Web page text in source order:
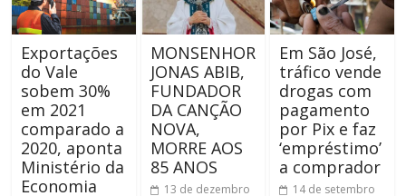
Exportações
do Vale
sobem 30%
em 2021
comparado a
2020, aponta
Ministério da
Economia
MONSENHOR
JONAS ABIB,
FUNDADOR
DA CANÇÃO
NOVA,
MORRE AOS
85 ANOS
13 de dezembro
Em São José,
tráfico vende
drogas com
pagamento
por Pix e faz
‘empréstimo’
a comprador
14 de setembro